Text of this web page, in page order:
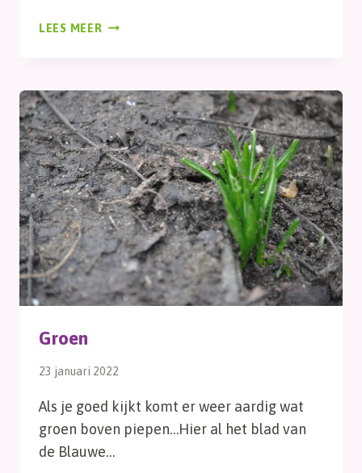
LEES MEER CORRIE
Groen
23 januari 2022
Als je goed kijkt komt er weer aardig wat
groen boven piepen…Hier al het blad van
de Blauwe…